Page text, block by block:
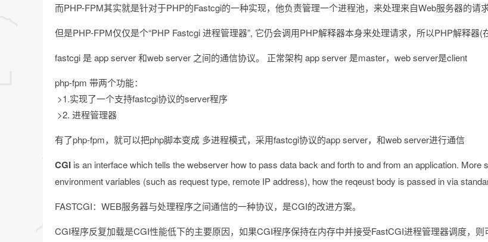
而PHP-FPM其实就是针对于PHP的Fastcgi的一种实现，他负责管理一个进程池，来处理来自Web服务器的请
但是PHP-FPM仅仅是个“PHP Fastcgi 进程管理器”, 它仍会调用PHP解释器本身来处理请求，所以PHP解释器(
fastcgi 是 app server 和web server 之间的通信协议。 正常架构 app server 是master，web server是client
php-fpm 带两个功能：
​ >1.实现了一个支持fastcgi协议的server程序
​ >2. 进程管理器
有了php-fpm，就可以把php脚本变成 多进程模式，采用fastcgi协议的app server，和web server进行通信
CGI is an interface which tells the webserver how to pass data back and forth to and from an application.
environment variables (such as request type, remote IP address), how the reqeust body is passed in via
FASTCGI：WEB服务器与处理程序之间通信的一种协议，是CGI的改进方案。
CGI程序反复加载是CGI性能低下的主要原因，如果CGI程序保持在内存中并接受FastCGI进程管理器调度，则